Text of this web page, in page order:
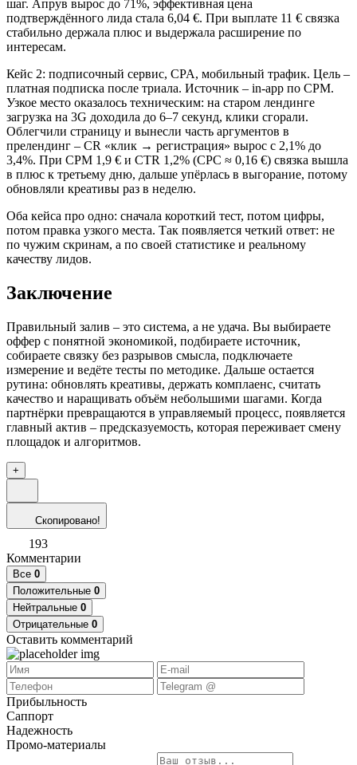
шаг. Апрув вырос до 71%, эффективная цена
подтверждённого лида стала 6,04 €. При выплате 11 € связка
стабильно держала плюс и выдержала расширение по
интересам.
Кейс 2: подписочный сервис, CPA, мобильный трафик. Цель –
платная подписка после триала. Источник – in‑app по CPM.
Узкое место оказалось техническим: на старом лендинге
загрузка на 3G доходила до 6–7 секунд, клики сгорали.
Облегчили страницу и вынесли часть аргументов в
прелендинг – CR «клик → регистрация» вырос с 2,1% до
3,4%. При CPM 1,9 € и CTR 1,2% (CPC ≈ 0,16 €) связка вышла
в плюс к третьему дню, дальше упёрлась в выгорание, потому
обновляли креативы раз в неделю.
Оба кейса про одно: сначала короткий тест, потом цифры,
потом правка узкого места. Так появляется четкий ответ: не
по чужим скринам, а по своей статистике и реальному
качеству лидов.
Заключение
Правильный залив – это система, а не удача. Вы выбираете
оффер с понятной экономикой, подбираете источник,
собираете связку без разрывов смысла, подключаете
измерение и ведёте тесты по методике. Дальше остается
рутина: обновлять креативы, держать комплаенс, считать
качество и наращивать объём небольшими шагами. Когда
партнёрки превращаются в управляемый процесс, появляется
главный актив – предсказуемость, которая переживает смену
площадок и алгоритмов.
+
Скопировано!
193
Комментарии
Все 0
Положительные 0
Нейтральные 0
Отрицательные 0
Оставить комментарий
Прибыльность
Саппорт
Надежность
Промо-материалы